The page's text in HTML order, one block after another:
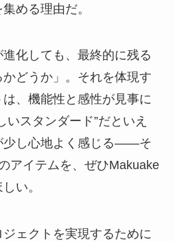
める理由だ。
化しても、最終的に残る
どうか」。それを体現す
、機能性と感性が見事に
いスタンダード”だといえ
少し心地よく感じる——そ
アイテムを、ぜひMakuake
い。
ェクトを実現するために